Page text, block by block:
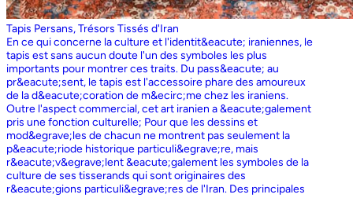
Tapis Persans, Trésors Tissés d'Iran
En ce qui concerne la culture et l'identit&eacute; iraniennes, le
tapis est sans aucun doute l'un des symboles les plus
importants pour montrer ces traits. Du pass&eacute; au
pr&eacute;sent, le tapis est l'accessoire phare des amoureux
de la d&eacute;coration de m&ecirc;me chez les iraniens.
Outre l'aspect commercial, cet art iranien a &eacute;galement
pris une fonction culturelle; Pour que les dessins et
mod&egrave;les de chacun ne montrent pas seulement la
p&eacute;riode historique particuli&egrave;re, mais
r&eacute;v&egrave;lent &eacute;galement les symboles de la
culture de ses tisserands qui sont originaires des
r&eacute;gions particuli&egrave;res de l'Iran. Des principales